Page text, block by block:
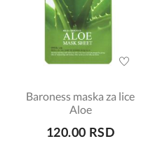
Baroness maska za lice
Aloe
120.00 RSD